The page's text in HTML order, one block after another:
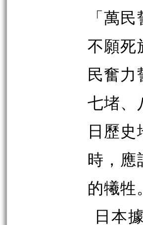
「萬
不願死
民奮力
七堵、
日歷
時，應
的犧牲。
日本